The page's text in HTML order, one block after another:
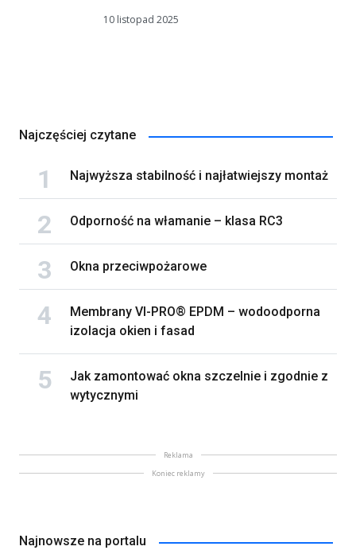
10 listopad 2025
Najczęściej czytane
Najwyższa stabilność i najłatwiejszy montaż
Odporność na włamanie – klasa RC3
Okna przeciwpożarowe
Membrany VI-PRO® EPDM – wodoodporna
izolacja okien i fasad
Jak zamontować okna szczelnie i zgodnie z
wytycznymi
Reklama
Koniec reklamy
Najnowsze na portalu